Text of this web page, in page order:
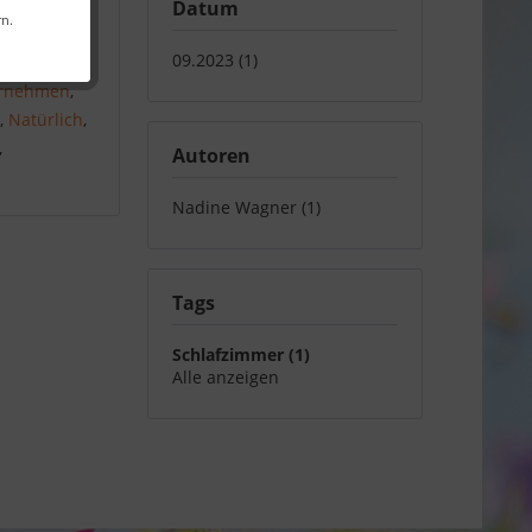
Datum
09.2023 (1)
Autoren
Nadine Wagner (1)
Tags
Schlafzimmer (1)
Alle anzeigen
,
, Natürlich,
,